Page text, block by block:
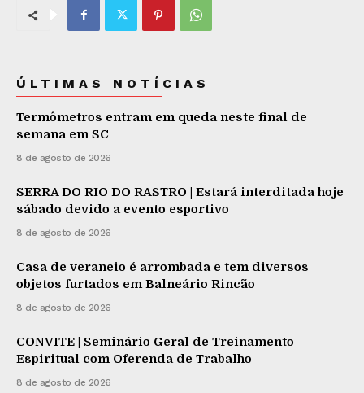
ÚLTIMAS NOTÍCIAS
Termômetros entram em queda neste final de
semana em SC
8 de agosto de 2026
SERRA DO RIO DO RASTRO | Estará interditada hoje
sábado devido a evento esportivo
8 de agosto de 2026
Casa de veraneio é arrombada e tem diversos
objetos furtados em Balneário Rincão
8 de agosto de 2026
CONVITE | Seminário Geral de Treinamento
Espiritual com Oferenda de Trabalho
8 de agosto de 2026